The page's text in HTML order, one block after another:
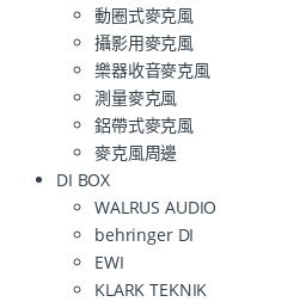
動圈式麥克風
攝影用麥克風
樂器收音麥克風
測量麥克風
鋁帶式麥克風
麥克風周邊
DI BOX
WALRUS AUDIO
behringer DI
EWI
KLARK TEKNIK